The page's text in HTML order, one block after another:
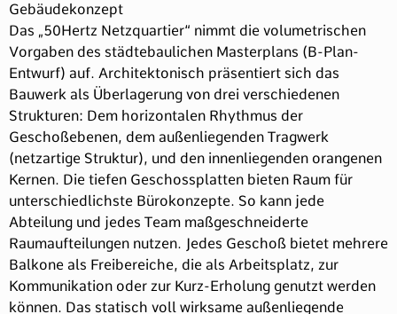
Gebäudekonzept
Das „50Hertz Netzquartier“ nimmt die volumetrischen
Vorgaben des städtebaulichen Masterplans (B-Plan-
Entwurf) auf. Architektonisch präsentiert sich das
Bauwerk als Überlagerung von drei verschiedenen
Strukturen: Dem horizontalen Rhythmus der
Geschoßebenen, dem außenliegenden Tragwerk
(netzartige Struktur), und den innenliegenden orangenen
Kernen. Die tiefen Geschossplatten bieten Raum für
unterschiedlichste Bürokonzepte. So kann jede
Abteilung und jedes Team maßgeschneiderte
Raumaufteilungen nutzen. Jedes Geschoß bietet mehrere
Balkone als Freibereiche, die als Arbeitsplatz, zur
Kommunikation oder zur Kurz-Erholung genutzt werden
können. Das statisch voll wirksame außenliegende